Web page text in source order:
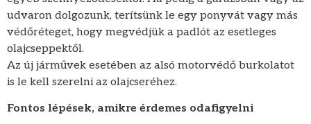
udvaron dolgozunk, terítsünk le egy ponyvát vagy más
védőréteget, hogy megvédjük a padlót az esetleges
olajcseppektől.
Az új járművek esetében az alsó motorvédő burkolatot
is le kell szerelni az olajcseréhez.
Fontos lépések, amikre érdemes odafigyelni